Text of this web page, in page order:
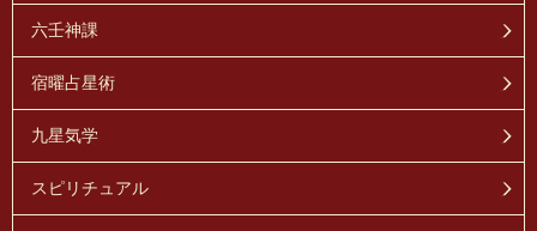
六壬神課
宿曜占星術
九星気学
スピリチュアル